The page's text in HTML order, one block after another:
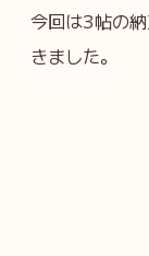
今回は3帖の
きました。